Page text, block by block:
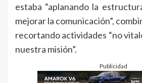
estaba “aplanando la
mejorar la comunicación”,
recortando actividades “no
nuestra misión”.
Publicidad